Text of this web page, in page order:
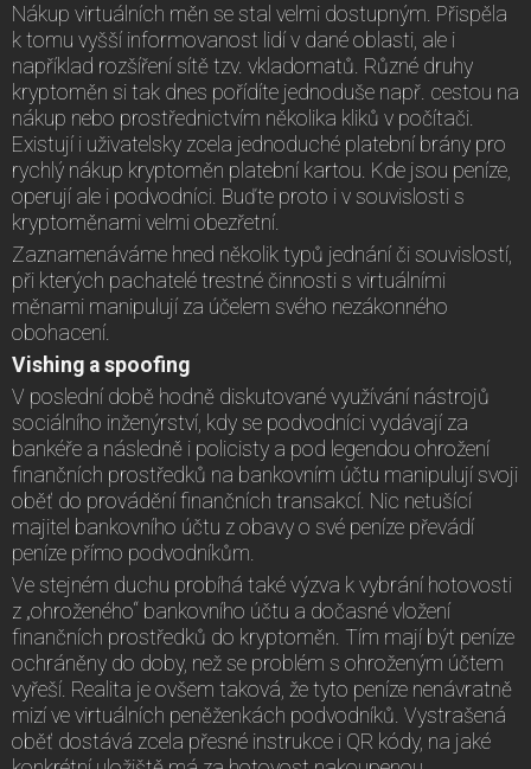
Nákup virtuálních měn se stal velmi dostupným. Přispěla
k tomu vyšší informovanost lidí v dané oblasti, ale i
například rozšíření sítě tzv. vkladomatů. Různé druhy
kryptoměn si tak dnes pořídíte jednoduše např. cestou na
nákup nebo prostřednictvím několika kliků v počítači.
Existují i uživatelsky zcela jednoduché platební brány pro
rychlý nákup kryptoměn platební kartou. Kde jsou peníze,
operují ale i podvodníci. Buďte proto i v souvislosti s
kryptoměnami velmi obezřetní.
Zaznamenáváme hned několik typů jednání či souvislostí,
při kterých pachatelé trestné činnosti s virtuálními
měnami manipulují za účelem svého nezákonného
obohacení.
Vishing a spoofing
V poslední době hodně diskutované využívání nástrojů
sociálního inženýrství, kdy se podvodníci vydávají za
bankéře a následně i policisty a pod legendou ohrožení
finančních prostředků na bankovním účtu manipulují svoji
oběť do provádění finančních transakcí. Nic netušící
majitel bankovního účtu z obavy o své peníze převádí
peníze přímo podvodníkům.
Ve stejném duchu probíhá také výzva k vybrání hotovosti
z „ohroženého“ bankovního účtu a dočasné vložení
finančních prostředků do kryptoměn. Tím mají být peníze
ochráněny do doby, než se problém s ohroženým účtem
vyřeší. Realita je ovšem taková, že tyto peníze nenávratně
mizí ve virtuálních peněženkách podvodníků. Vystrašená
oběť dostává zcela přesné instrukce i QR kódy, na jaké